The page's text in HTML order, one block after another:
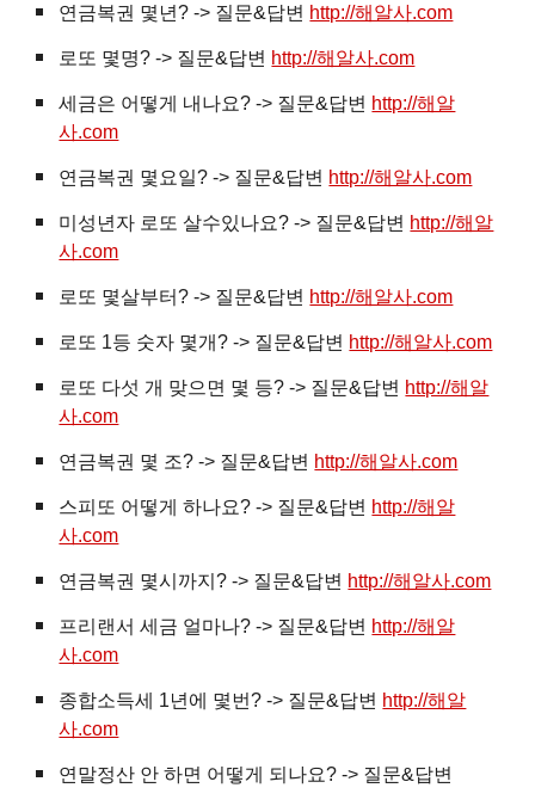
연금복권 몇년? -> 질문&답변 http://해알사.com
로또 몇명? -> 질문&답변 http://해알사.com
세금은 어떻게 내나요? -> 질문&답변 http://해알
사.com
연금복권 몇요일? -> 질문&답변 http://해알사.com
미성년자 로또 살수있나요? -> 질문&답변 http://해알
사.com
로또 몇살부터? -> 질문&답변 http://해알사.com
로또 1등 숫자 몇개? -> 질문&답변 http://해알사.com
로또 다섯 개 맞으면 몇 등? -> 질문&답변 http://해알
사.com
연금복권 몇 조? -> 질문&답변 http://해알사.com
스피또 어떻게 하나요? -> 질문&답변 http://해알
사.com
연금복권 몇시까지? -> 질문&답변 http://해알사.com
프리랜서 세금 얼마나? -> 질문&답변 http://해알
사.com
종합소득세 1년에 몇번? -> 질문&답변 http://해알
사.com
연말정산 안 하면 어떻게 되나요? -> 질문&답변